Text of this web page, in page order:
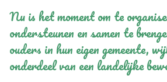
Nu is het moment om te
ondersteunen en samen te
ouders in hun eigen gemeente,
onderdeel van een landelijke